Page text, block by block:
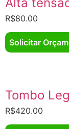
Alta
R$80.00
Solicitar
Tombo
R$420.00